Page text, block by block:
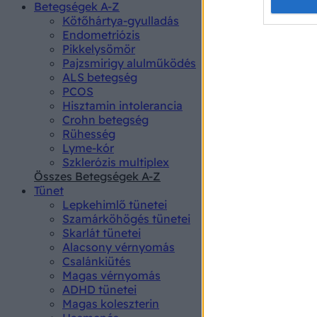
Betegségek A-Z
Kötőhártya-gyulladás
Endometriózis
Pikkelysömör
Pajzsmirigy alulműködés
ALS betegség
PCOS
Hisztamin intolerancia
Crohn betegség
Rühesség
Lyme-kór
Szklerózis multiplex
Összes Betegségek A-Z
Tünet
Lepkehimlő tünetei
Szamárköhögés tünetei
Skarlát tünetei
Alacsony vérnyomás
Csalánkiütés
Magas vérnyomás
ADHD tünetei
Magas koleszterin